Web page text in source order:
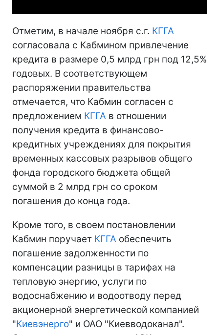
Отметим, в начале ноября с.г. КГГА
согласовала с Кабмином привлечение
кредита в размере 0,5 млрд грн под 12,5%
годовых. В соответствующем
распоряжении правительства
отмечается, что Кабмин согласен с
предложением КГГА в отношении
получения кредита в финансово-
кредитных учреждениях для покрытия
временных кассовых разрывов общего
фонда городского бюджета общей
суммой в 2 млрд грн со сроком
погашения до конца года.
Кроме того, в своем постановлении
Кабмин поручает КГГА обеспечить
погашение задолженности по
компенсации разницы в тарифах на
тепловую энергию, услуги по
водоснабжению и водоотводу перед
акционерной энергетической компанией
"Киевэнерго" и ОАО "Киевводоканал".